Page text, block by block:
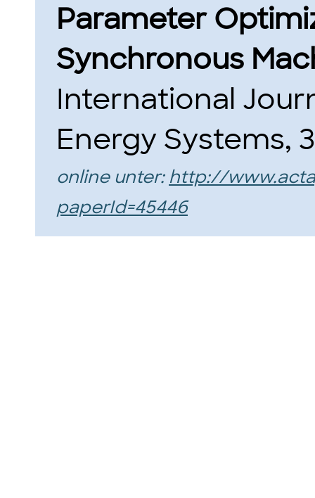
Parameter
Synchronous
International
Energy Systems,
online unter: http://
paperId=45446